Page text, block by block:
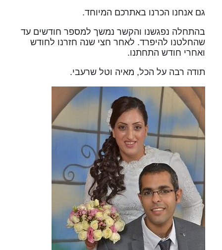
גם אנחנו הכרנו באתרכם המיוחד.
בהתחלה נפגשנו והקשר נמשך למספר חודשים עד
שהחלטנו להיפרד. לאחר חצי שנה חזרנו לחודש
ואחרי חודש התחתנו.
תודה רבה על הכל, מאיה וטל שרעבי.